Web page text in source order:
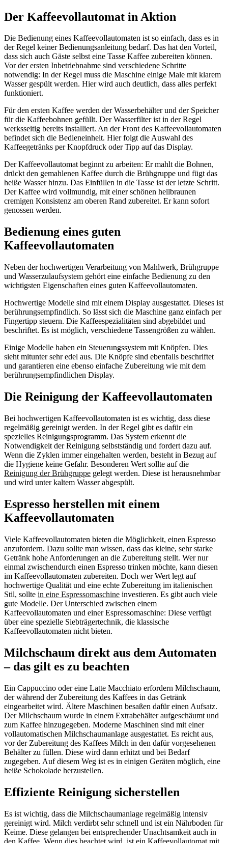
Der Kaffeevollautomat in Aktion
Die Bedienung eines Kaffeevollautomaten ist so einfach, dass es in
der Regel keiner Bedienungsanleitung bedarf. Das hat den Vorteil,
dass sich auch Gäste selbst eine Tasse Kaffee zubereiten können.
Vor der ersten Inbetriebnahme sind verschiedene Schritte
notwendig: In der Regel muss die Maschine einige Male mit klarem
Wasser gespült werden. Hier wird auch deutlich, dass alles perfekt
funktioniert.
Für den ersten Kaffee werden der Wasserbehälter und der Speicher
für die Kaffeebohnen gefüllt. Der Wasserfilter ist in der Regel
werksseitig bereits installiert. An der Front des Kaffeevollautomaten
befindet sich die Bedieneinheit. Hier folgt die Auswahl des
Kaffeegetränks per Knopfdruck oder Tipp auf das Display.
Der Kaffeevollautomat beginnt zu arbeiten: Er mahlt die Bohnen,
drückt den gemahlenen Kaffee durch die Brühgruppe und fügt das
heiße Wasser hinzu. Das Einfüllen in die Tasse ist der letzte Schritt.
Der Kaffee wird vollmundig, mit einer schönen hellbraunen
cremigen Konsistenz am oberen Rand zubereitet. Er kann sofort
genossen werden.
Bedienung eines guten
Kaffeevollautomaten
Neben der hochwertigen Verarbeitung von Mahlwerk, Brühgruppe
und Wasserzulaufsystem gehört eine einfache Bedienung zu den
wichtigsten Eigenschaften eines guten Kaffeevollautomaten.
Hochwertige Modelle sind mit einem Display ausgestattet. Dieses ist
berührungsempfindlich. So lässt sich die Maschine ganz einfach per
Fingertipp steuern. Die Kaffeespezialitäten sind abgebildet und
beschriftet. Es ist möglich, verschiedene Tassengrößen zu wählen.
Einige Modelle haben ein Steuerungssystem mit Knöpfen. Dies
sieht mitunter sehr edel aus. Die Knöpfe sind ebenfalls beschriftet
und garantieren eine ebenso einfache Zubereitung wie mit dem
berührungsempfindlichen Display.
Die Reinigung der Kaffeevollautomaten
Bei hochwertigen Kaffeevollautomaten ist es wichtig, dass diese
regelmäßig gereinigt werden. In der Regel gibt es dafür ein
spezielles Reinigungsprogramm. Das System erkennt die
Notwendigkeit der Reinigung selbstständig und fordert dazu auf.
Wenn die Zyklen immer eingehalten werden, besteht in Bezug auf
die Hygiene keine Gefahr. Besonderen Wert sollte auf die
Reinigung der Brühgruppe gelegt werden. Diese ist herausnehmbar
und wird unter kaltem Wasser abgespült.
Espresso herstellen mit einem
Kaffeevollautomaten
Viele Kaffeevollautomaten bieten die Möglichkeit, einen Espresso
anzufordern. Dazu sollte man wissen, dass das kleine, sehr starke
Getränk hohe Anforderungen an die Zubereitung stellt. Wer nur
einmal zwischendurch einen Espresso trinken möchte, kann diesen
im Kaffeevollautomaten zubereiten. Doch wer Wert legt auf
hochwertige Qualität und eine echte Zubereitung im italienischen
Stil, sollte in eine Espressomaschine investieren. Es gibt auch viele
gute Modelle. Der Unterschied zwischen einem
Kaffeevollautomaten und einer Espressomaschine: Diese verfügt
über eine spezielle Siebträgertechnik, die klassische
Kaffeevollautomaten nicht bieten.
Milchschaum direkt aus dem Automaten
– das gilt es zu beachten
Ein Cappuccino oder eine Latte Macchiato erfordern Milchschaum,
der während der Zubereitung des Kaffees in das Getränk
eingearbeitet wird. Ältere Maschinen besaßen dafür einen Aufsatz.
Der Milchschaum wurde in einem Extrabehälter aufgeschäumt und
zum Kaffee hinzugegeben. Moderne Maschinen sind mit einer
vollautomatischen Milchschaumanlage ausgestattet. Es reicht aus,
vor der Zubereitung des Kaffees Milch in den dafür vorgesehenen
Behälter zu füllen. Diese wird dann erhitzt und bei Bedarf
zugegeben. Auf diesem Weg ist es in einigen Geräten möglich, eine
heiße Schokolade herzustellen.
Effiziente Reinigung sicherstellen
Es ist wichtig, dass die Milchschaumanlage regelmäßig intensiv
gereinigt wird. Milch verdirbt sehr schnell und ist ein Nährboden für
Keime. Diese gelangen bei entsprechender Unachtsamkeit auch in
den Kaffee. Wenn dies beachtet wird, ist ein Kaffeevollautomat mit